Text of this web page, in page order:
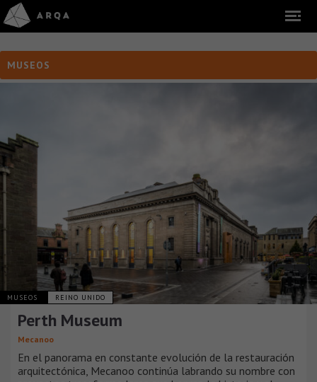
MUSEOS
MUSEOS REINO UNIDO
Perth Museum
Mecanoo
En el panorama en constante evolución de la restauración
arquitectónica, Mecanoo continúa labrando su nombre con